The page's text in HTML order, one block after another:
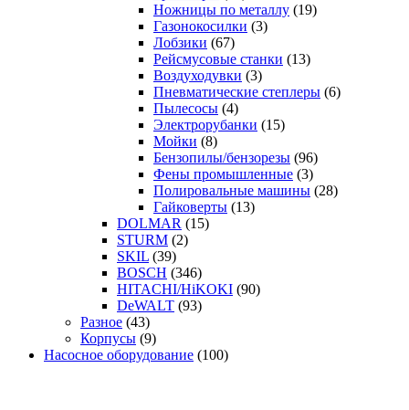
Ножницы по металлу (19)
Газонокосилки (3)
Лобзики (67)
Рейсмусовые станки (13)
Воздуходувки (3)
Пневматические степлеры (6)
Пылесосы (4)
Электрорубанки (15)
Мойки (8)
Бензопилы/бензорезы (96)
Фены промышленные (3)
Полировальные машины (28)
Гайковерты (13)
DOLMAR (15)
STURM (2)
SKIL (39)
BOSCH (346)
HITACHI/HiKOKI (90)
DeWALT (93)
Разное (43)
Корпусы (9)
Насосное оборудование (100)